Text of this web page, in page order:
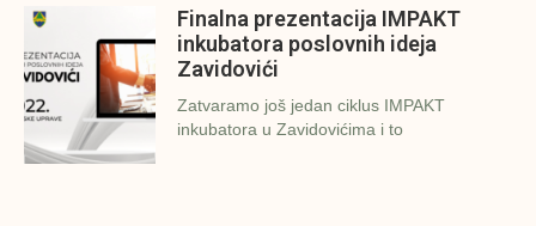
Finalna prezentacija IMPAKT
inkubatora poslovnih ideja
Zavidovići
Zatvaramo još jedan ciklus IMPAKT
inkubatora u Zavidovićima i to